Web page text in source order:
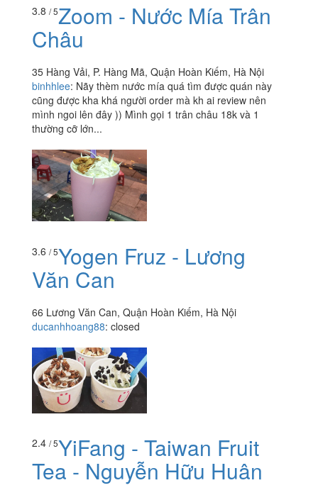
3.8 / 5Zoom - Nước Mía Trân
Châu
35 Hàng Vải, P. Hàng Mã, Quận Hoàn Kiếm, Hà Nội
binhhlee: Nãy thèm nước mía quá tìm được quán này
cũng được kha khá người order mà kh ai review nên
mình ngoi lên đây )) Mình gọi 1 trân châu 18k và 1
thường cỡ lớn...
3.6 / 5Yogen Fruz - Lương
Văn Can
66 Lương Văn Can, Quận Hoàn Kiếm, Hà Nội
ducanhhoang88: closed
2.4 / 5YiFang - Taiwan Fruit
Tea - Nguyễn Hữu Huân